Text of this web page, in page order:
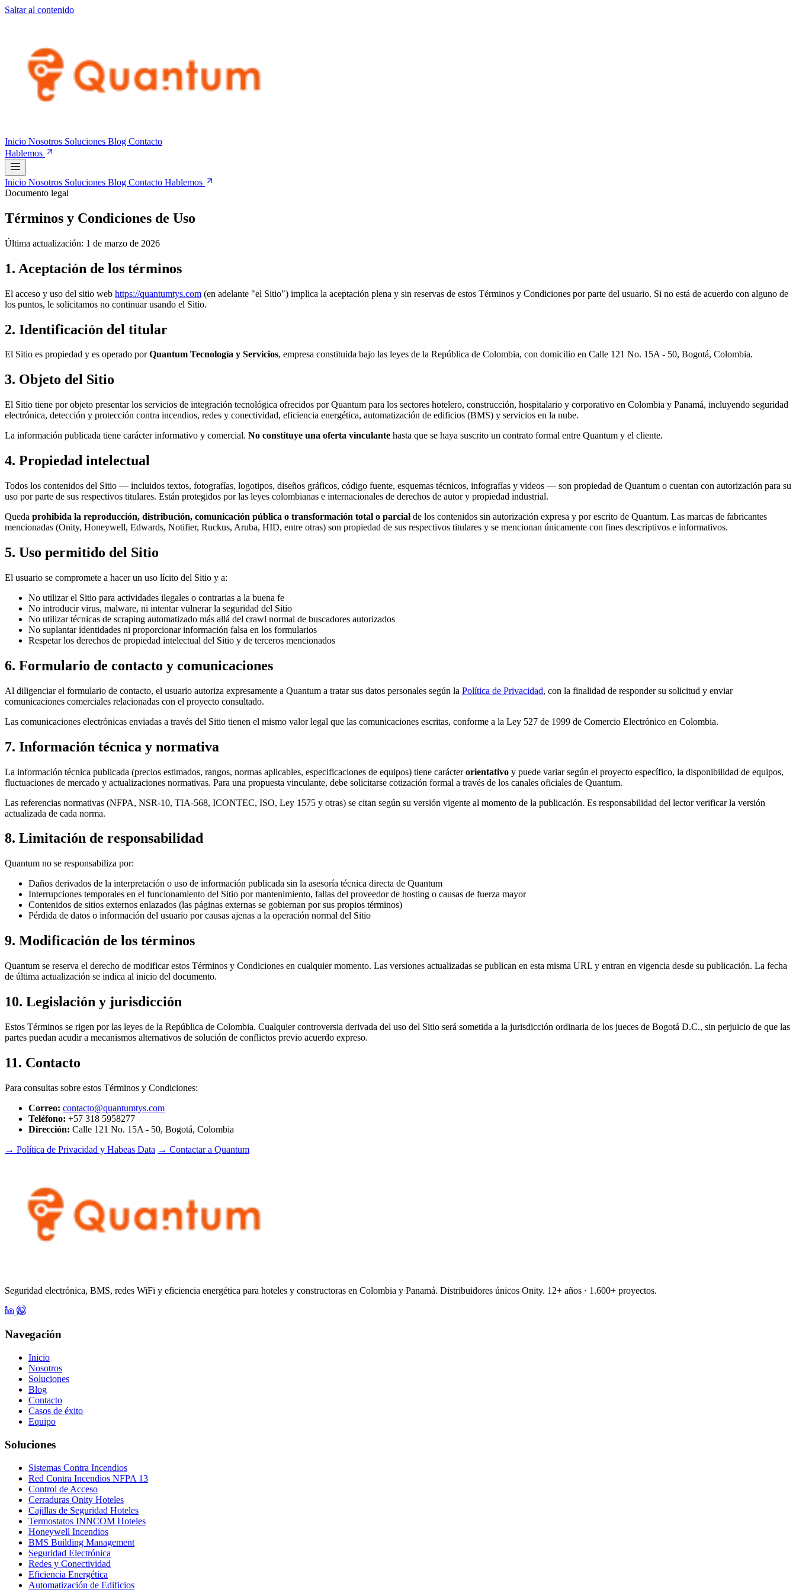
Saltar al contenido
Inicio Nosotros Soluciones Blog Contacto
Hablemos
Inicio Nosotros Soluciones Blog Contacto Hablemos
Documento legal
Términos y Condiciones de Uso
Última actualización: 1 de marzo de 2026
1. Aceptación de los términos
El acceso y uso del sitio web https://quantumtys.com (en adelante "el Sitio") implica la aceptación plena y sin reservas de estos Términos y Condiciones por parte del usuario. Si no está de acuerdo con alguno de
los puntos, le solicitamos no continuar usando el Sitio.
2. Identificación del titular
El Sitio es propiedad y es operado porQuantum Tecnología y Servicios, empresa constituida bajo las leyes de la República de Colombia, con domicilio en Calle 121 No. 15A - 50, Bogotá, Colombia.
3. Objeto del Sitio
El Sitio tiene por objeto presentar los servicios de integración tecnológica ofrecidos por Quantum para los sectores hotelero, construcción, hospitalario y corporativo en Colombia y Panamá, incluyendo seguridad
electrónica, detección y protección contra incendios, redes y conectividad, eficiencia energética, automatización de edificios (BMS) y servicios en la nube.
La información publicada tiene carácter informativo y comercial. No constituye una oferta vinculante hasta que se haya suscrito un contrato formal entre Quantum y el cliente.
4. Propiedad intelectual
Todos los contenidos del Sitio — incluidos textos, fotografías, logotipos, diseños gráficos, código fuente, esquemas técnicos, infografías y videos — son propiedad de Quantum o cuentan con autorización para su
uso por parte de sus respectivos titulares. Están protegidos por las leyes colombianas e internacionales de derechos de autor y propiedad industrial.
Queda prohibida la reproducción, distribución, comunicación pública o transformación total o parcial de los contenidos sin autorización expresa y por escrito de Quantum. Las marcas de fabricantes
mencionadas (Onity, Honeywell, Edwards, Notifier, Ruckus, Aruba, HID, entre otras) son propiedad de sus respectivos titulares y se mencionan únicamente con fines descriptivos e informativos.
5. Uso permitido del Sitio
El usuario se compromete a hacer un uso lícito del Sitio y a:
No utilizar el Sitio para actividades ilegales o contrarias a la buena fe
No introducir virus, malware, ni intentar vulnerar la seguridad del Sitio
No utilizar técnicas de scraping automatizado más allá del crawl normal de buscadores autorizados
No suplantar identidades ni proporcionar información falsa en los formularios
Respetar los derechos de propiedad intelectual del Sitio y de terceros mencionados
6. Formulario de contacto y comunicaciones
Al diligenciar el formulario de contacto, el usuario autoriza expresamente a Quantum a tratar sus datos personales según la Política de Privacidad, con la finalidad de responder su solicitud y enviar
comunicaciones comerciales relacionadas con el proyecto consultado.
Las comunicaciones electrónicas enviadas a través del Sitio tienen el mismo valor legal que las comunicaciones escritas, conforme a la Ley 527 de 1999 de Comercio Electrónico en Colombia.
7. Información técnica y normativa
La información técnica publicada (precios estimados, rangos, normas aplicables, especificaciones de equipos) tiene carácterorientativo y puede variar según el proyecto específico, la disponibilidad de equipos,
fluctuaciones de mercado y actualizaciones normativas. Para una propuesta vinculante, debe solicitarse cotización formal a través de los canales oficiales de Quantum.
Las referencias normativas (NFPA, NSR-10, TIA-568, ICONTEC, ISO, Ley 1575 y otras) se citan según su versión vigente al momento de la publicación. Es responsabilidad del lector verificar la versión
actualizada de cada norma.
8. Limitación de responsabilidad
Quantum no se responsabiliza por:
Daños derivados de la interpretación o uso de información publicada sin la asesoría técnica directa de Quantum
Interrupciones temporales en el funcionamiento del Sitio por mantenimiento, fallas del proveedor de hosting o causas de fuerza mayor
Contenidos de sitios externos enlazados (las páginas externas se gobiernan por sus propios términos)
Pérdida de datos o información del usuario por causas ajenas a la operación normal del Sitio
9. Modificación de los términos
Quantum se reserva el derecho de modificar estos Términos y Condiciones en cualquier momento. Las versiones actualizadas se publican en esta misma URL y entran en vigencia desde su publicación. La fecha
de última actualización se indica al inicio del documento.
10. Legislación y jurisdicción
Estos Términos se rigen por las leyes de la República de Colombia. Cualquier controversia derivada del uso del Sitio será sometida a la jurisdicción ordinaria de los jueces de Bogotá D.C., sin perjuicio de que las
partes puedan acudir a mecanismos alternativos de solución de conflictos previo acuerdo expreso.
11. Contacto
Para consultas sobre estos Términos y Condiciones:
Correo: contacto@quantumtys.com
Teléfono: +57 318 5958277
Dirección: Calle 121 No. 15A - 50, Bogotá, Colombia
→ Política de Privacidad y Habeas Data → Contactar a Quantum
Seguridad electrónica, BMS, redes WiFi y eficiencia energética para hoteles y constructoras en Colombia y Panamá. Distribuidores únicos Onity. 12+ años · 1.600+ proyectos.
Navegación
Inicio
Nosotros
Soluciones
Blog
Contacto
Casos de éxito
Equipo
Soluciones
Sistemas Contra Incendios
Red Contra Incendios NFPA 13
Control de Acceso
Cerraduras Onity Hoteles
Cajillas de Seguridad Hoteles
Termostatos INNCOM Hoteles
Honeywell Incendios
BMS Building Management
Seguridad Electrónica
Redes y Conectividad
Eficiencia Energética
Automatización de Edificios